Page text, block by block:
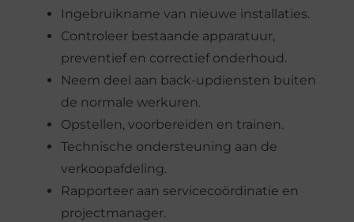
Ingebruikname van nieuwe installaties.
Controleer bestaande apparatuur,
preventief en correctief onderhoud.
Neem deel aan back-updiensten buiten
de normale werkuren.
Opstellen, voorbereiden en trainen.
Technische ondersteuning aan de
verkoopafdeling.
Rapporteer aan servicecoördinatie en
projectmanager.